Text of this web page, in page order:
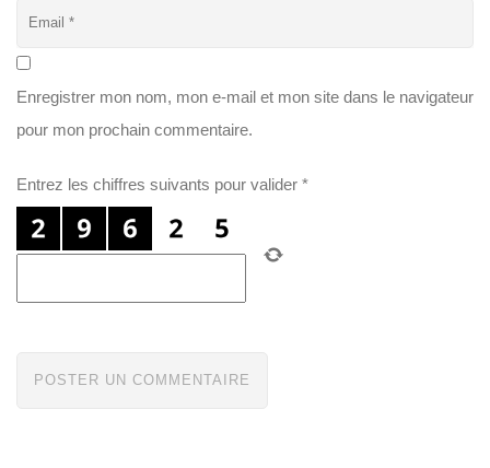
Enregistrer mon nom, mon e-mail et mon site dans le navigateur
pour mon prochain commentaire.
Entrez les chiffres suivants pour valider *